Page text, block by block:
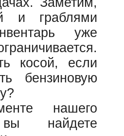
и граблями
уже
косой, если
бензиновую
нашего
найдете